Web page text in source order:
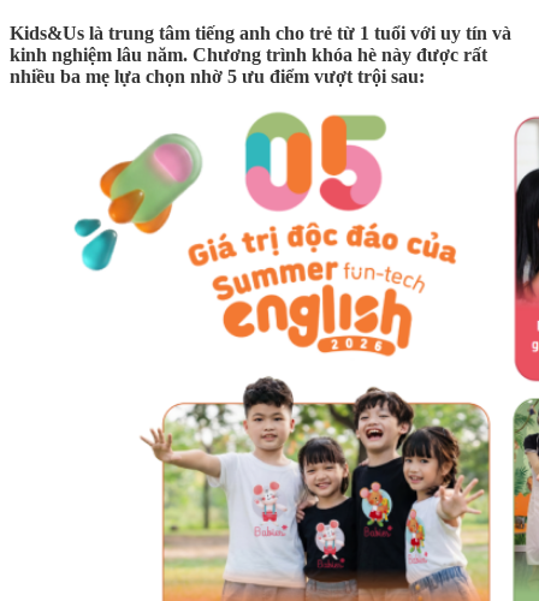
Kids&Us là trung tâm tiếng anh cho trẻ từ 1 tuổi với uy tín và
kinh nghiệm lâu năm. Chương trình khóa hè này được rất
nhiều ba mẹ lựa chọn nhờ 5 ưu điểm vượt trội sau: